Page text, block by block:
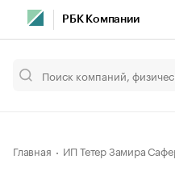
РБК Компании
Главная ИП Тетер Замира